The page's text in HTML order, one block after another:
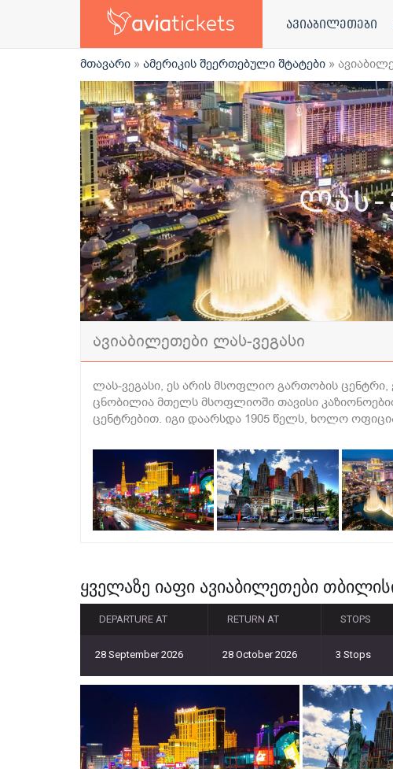
ავიაბილეთები
მთავარი » ამერიკის შეერთებული შტატები »
ლას-
ავიაბილეთები ლას-ვეგასი
ლას-ვეგასი, ეს არის მსოფლიო გართობის
ცნობილია მთელს მსოფლიოში თავისი
ცენტრებით. იგი დაარსდა 1905 წელს, ხოლო
ყველაზე იაფი ავიაბილეთები
DEPARTURE AT RETURN AT STOPS
28 September 2026 28 October 2026 3 Stops